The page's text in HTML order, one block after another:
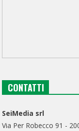
CONTATTI
SeiMedia srl
Via Per Robecco 91 -